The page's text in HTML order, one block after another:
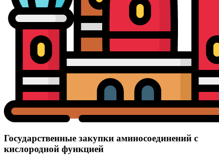
Государственные закупки аминосоединений с
кислородной функцией